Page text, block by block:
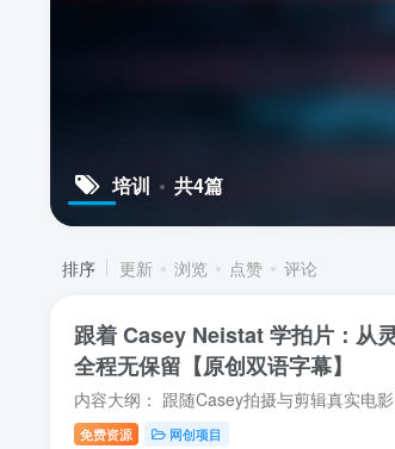
培训 共4篇
排序 更新 浏览 点赞 评论
跟着 Casey Neistat 学拍片：从
全程无保留【原创双语字幕】
免费资源 网创项目